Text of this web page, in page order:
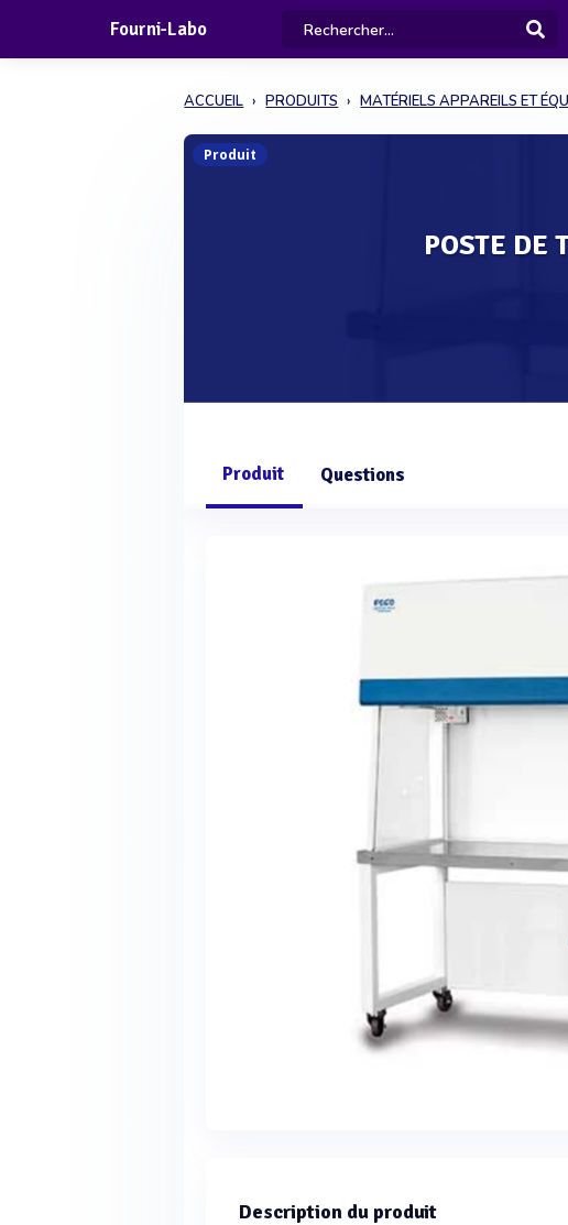
Fourni-Labo
ACCUEIL PRODUITS MATÉRIELS APPAREILS ET
Produit
POSTE DE
Produit Questions
Description du produit